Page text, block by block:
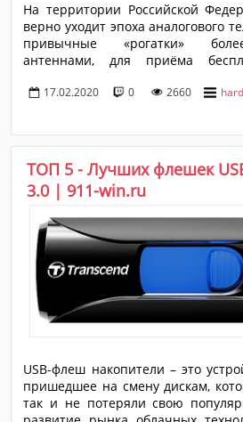
На территории Российской
верно уходит эпоха аналогового
привычные «рогатки»
антеннами, для приёма
функциональными TV
телевидения – это программа
масштаба, которая реализуется
нашей необъятной страны.
пользовательский сегмент в этом
возможный, а порядок
приставок максимально
17.02.2020 0 2660
ТОП 5 - Лучших флешек
3.0 | 911-win.ru
USB-флеш накопители – это
пришедшее на смену дискам,
так и не потеряли свою